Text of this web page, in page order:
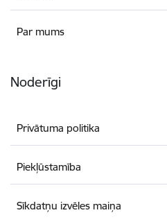
Par mums
Noderīgi
Privātuma politika
Piekļūstamība
Sīkdatņu izvēles maiņa